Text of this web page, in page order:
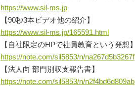
https://www.sil-ms.jp
​【90秒3本ビデオ他の紹介】
https://www.sil-ms.jp/165591.html
【自社限定のHPで社員教育という発想】
https://note.com/sil5853/n/na267d5b3267f
【法人向 部門別収支報告書】
https://note.com/sil5853/n/n2f4bd6d809ab